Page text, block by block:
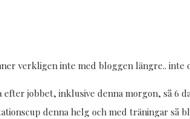
verkligen inte med bloggen längre.. inte
jobbet, inklusive denna morgon, så 6
denna helg och med träningar så